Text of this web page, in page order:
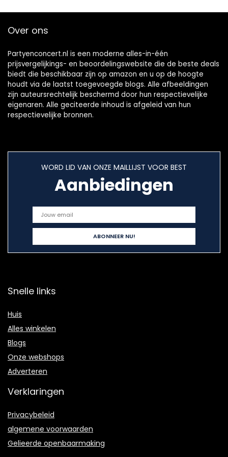
Over ons
Partyenconcert.nl is een moderne alles-in-één
prijsvergelijkings- en beoordelingswebsite die de beste deals
biedt die beschikbaar zijn op amazon en u op de hoogte
houdt via de laatst toegevoegde blogs. Alle afbeeldingen
zijn auteursrechtelijk beschermd door hun respectievelijke
eigenaren. Alle geciteerde inhoud is afgeleid van hun
respectievelijke bronnen.
WORD LID VAN ONZE MAILLIJST VOOR BEST
Aanbiedingen
Snelle links
Huis
Alles winkelen
Blogs
Onze webshops
Adverteren
Verklaringen
Privacybeleid
algemene voorwaarden
Gelieerde openbaarmaking